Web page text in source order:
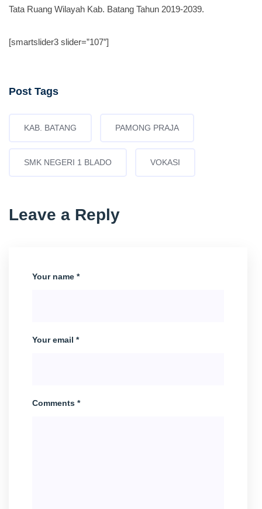
Tata Ruang Wilayah Kab. Batang Tahun 2019-2039.
[smartslider3 slider=”107″]
Post Tags
KAB. BATANG PAMONG PRAJA
SMK NEGERI 1 BLADO VOKASI
Leave a Reply
Your name *
Your email *
Comments *